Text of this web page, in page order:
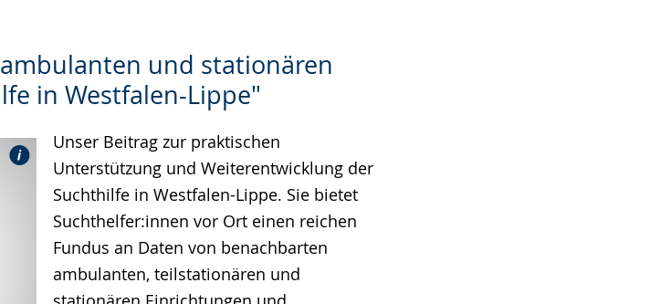
und stationären
in Westfalen-Lippe"
Unser Beitrag zur praktischen
Unterstützung und Weiterentwicklung der
Suchthilfe in Westfalen-Lippe. Sie bietet
Suchthelfer:innen vor Ort einen reichen
Fundus an Daten von benachbarten
ambulanten, teilstationären und